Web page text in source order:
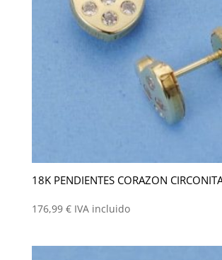
18K PENDIENTES CORAZON
176,99 € IVA incluido